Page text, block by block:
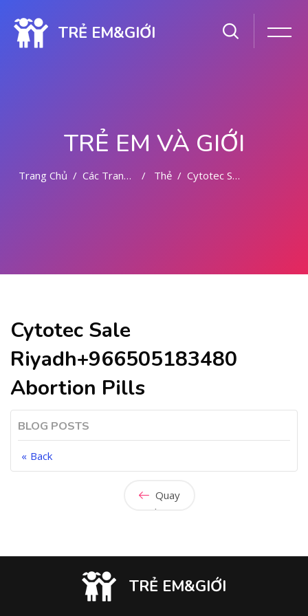
TRẺ EM&GIỚI
TRẺ EM VÀ GIỚI
Trang Chủ Các Trang Của Hệ Thống Thẻ Cytotec Sale Riyadh+966505183480 Abortion Pills
Cytotec Sale
Riyadh+966505183480
Abortion Pills
BLOG POSTS
Back
Quay
lại
TRẺ EM&GIỚI